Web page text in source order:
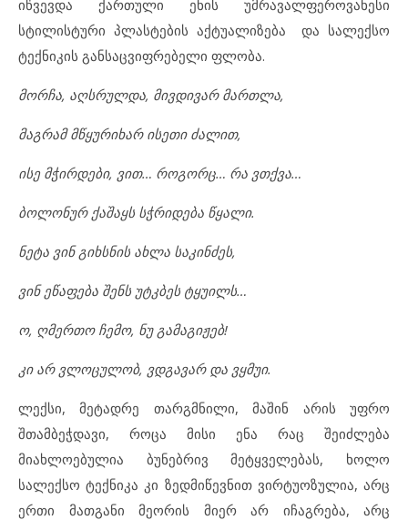
იწვევდა ქართული ენის უმრავალფეროვანესი
სტილისტური პლასტების აქტუალიზება და სალექსო
ტექნიკის განსაცვიფრებელი ფლობა.
მორჩა, აღსრულდა, მივდივარ მართლა,
მაგრამ მწყურიხარ ისეთი ძალით,
ისე მჭირდები, ვით… როგორც… რა ვთქვა…
ბოლონურ ქაშაყს სჭრიდება წყალი.
ნეტა ვინ გიხსნის ახლა საკინძეს,
ვინ ეწაფება შენს უტკბეს ტყუილს…
ო, ღმერთო ჩემო, ნუ გამაგიჟებ!
კი არ ვლოცულობ, ვდგავარ და ვყმუი.
ლექსი, მეტადრე თარგმნილი, მაშინ არის უფრო
შთამბეჭდავი, როცა მისი ენა რაც შეიძლება
მიახლოებულია ბუნებრივ მეტყველებას, ხოლო
სალექსო ტექნიკა კი ზედმიწევნით ვირტუოზულია, არც
ერთი მათგანი მეორის მიერ არ იჩაგრება, არც